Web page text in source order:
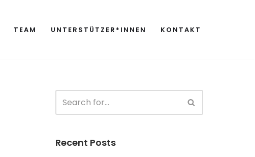
TEAM UNTERSTÜTZER*INNEN KONTAKT
Recent Posts